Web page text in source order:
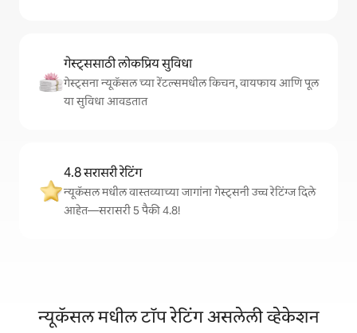
गेस्ट्ससाठी लोकप्रिय सुविधा
गेस्ट्सना न्यूकॅसल च्या रेंटल्समधील किचन, वायफाय आणि पूल
या सुविधा आवडतात
4.8 सरासरी रेटिंग
न्यूकॅसल मधील वास्तव्याच्या जागांना गेस्ट्सनी उच्च रेटिंग्ज दिले
आहेत—सरासरी 5 पैकी 4.8!
न्यूकॅसल मधील टॉप रेटिंग असलेली व्हेकेशन